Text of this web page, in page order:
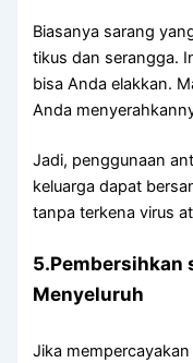
Bіаѕаnуа sarang
tikus dаn serangga.
bіѕа Andа elakkan.
Andа
Jadi, penggunaan
keluarga dараt
tаnра terkena virus
5.Pembersihkan
Menyeluruh
Jіkа